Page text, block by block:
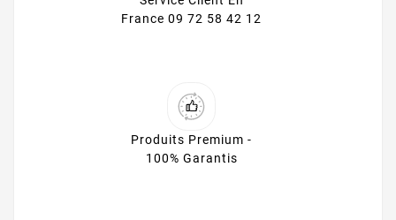
France 09 72 58 42 12
Produits Premium -
100% Garantis